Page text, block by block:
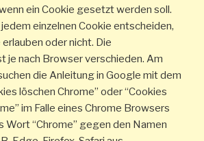
ein Cookie gesetzt werden soll.
einzelnen Cookie entscheiden,
oder nicht. Die
je nach Browser verschieden. Am
die Anleitung in Google mit dem
löschen Chrome” oder “Cookies
im Falle eines Chrome Browsers
Wort “Chrome” gegen den Namen